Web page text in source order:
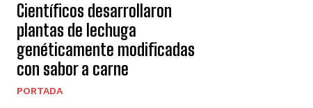
Científicos desarrollaron
plantas de lechuga
genéticamente modificadas
con sabor a carne
PORTADA